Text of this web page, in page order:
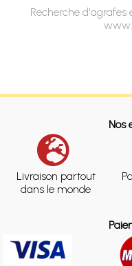
Recherche d'agrafes
Nos
Livraison partout
dans le monde